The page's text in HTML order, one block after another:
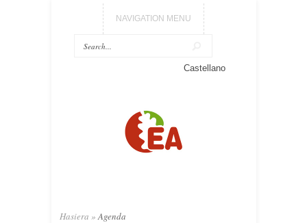
NAVIGATION MENU
Castellano
Hasiera » Agenda